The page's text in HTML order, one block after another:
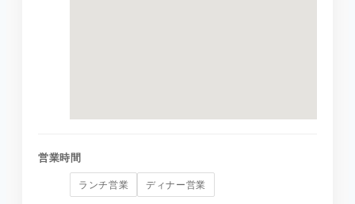
営業時間
ランチ営業 ディナー営業